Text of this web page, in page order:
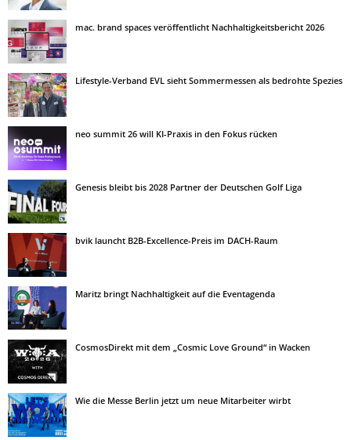
mac. brand spaces veröffentlicht Nachhaltigkeitsbericht 2026
Lifestyle-Verband EVL sieht Sommermessen als bedrohte Spezies
neo summit 26 will KI-Praxis in den Fokus rücken
Genesis bleibt bis 2028 Partner der Deutschen Golf Liga
bvik launcht B2B-Excellence-Preis im DACH-Raum
Maritz bringt Nachhaltigkeit auf die Eventagenda
CosmosDirekt mit dem „Cosmic Love Ground“ in Wacken
Wie die Messe Berlin jetzt um neue Mitarbeiter wirbt